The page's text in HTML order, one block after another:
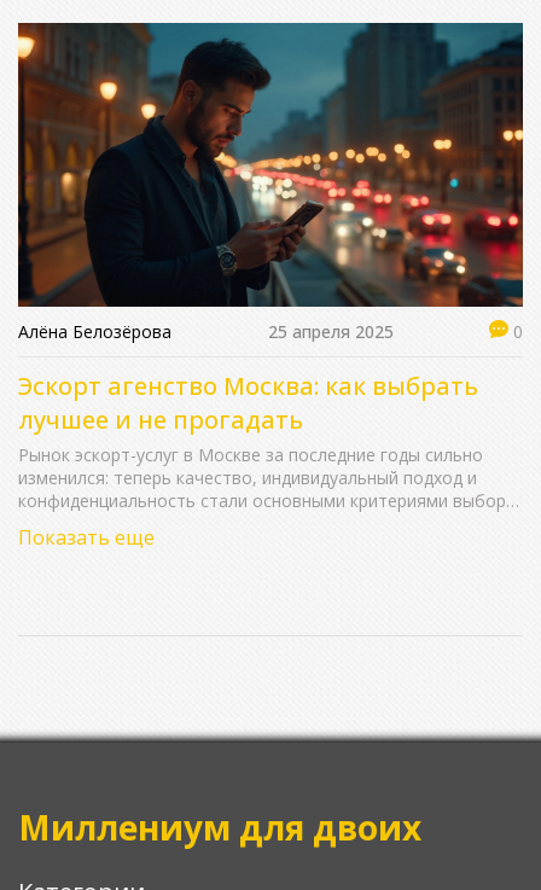
Алёна Белозёрова 25 апреля 2025 0
Эскорт агенство Москва: как выбрать
лучшее и не прогадать
Рынок эскорт-услуг в Москве за последние годы сильно
изменился: теперь качество, индивидуальный подход и
конфиденциальность стали основными критериями выбора
выборе эскорт-агентства, какие проверки проводить, на
советами, которые пригодятся не только новичкам.
Показать еще
Миллениум для двоих